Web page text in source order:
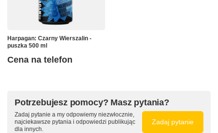
Harpagan: Czarny Wierszalin -
puszka 500 ml
Cena na telefon
Potrzebujesz pomocy? Masz pytania?
Zadaj pytanie a my odpowiemy niezwłocznie,
najciekawsze pytania i odpowiedzi publikując
dla innych.
Zadaj pytanie